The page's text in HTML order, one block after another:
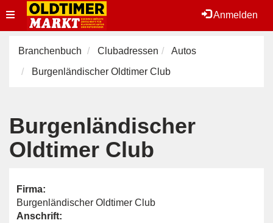
Anmelden
Toggle
navigation
Branchenbuch Clubadressen
Autos
Burgenländischer Oldtimer Club
Burgenländischer
Oldtimer Club
Firma:
Burgenländischer Oldtimer Club
Anschrift: